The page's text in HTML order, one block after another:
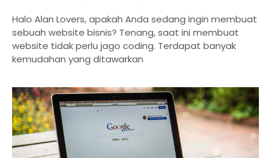
Halo Alan Lovers, apakah Anda sedang ingin membuat
sebuah website bisnis? Tenang, saat ini membuat
website tidak perlu jago coding. Terdapat banyak
kemudahan yang ditawarkan